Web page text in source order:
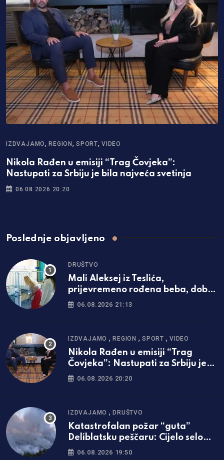
IZDVAJAMO,REGION,SPORT,VIDEO
Nikola Rađen u emisiji “Trag Čovjeka”:
Nastupati za Srbiju je bila najveća svetinja
06.08.2026 20:20
Poslednje objavljeno
DRUŠTVO
Mali Aleksej iz Teslića,
prijevremeno rođena beba, dobio
životnu bitku na UKC-u Srpske
06.08.2026 21:13
IZDVAJAMO ,REGION ,SPORT ,VIDEO
Nikola Rađen u emisiji “Trag
Čovjeka”: Nastupati za Srbiju je
bila najveća svetinja i ponos /foto
06.08.2026 20:20
IZDVAJAMO ,DRUŠTVO
Katastrofalan požar “guta”
Deliblatsku peščaru: Cijelo selo
evakuisano
06.08.2026 19:50